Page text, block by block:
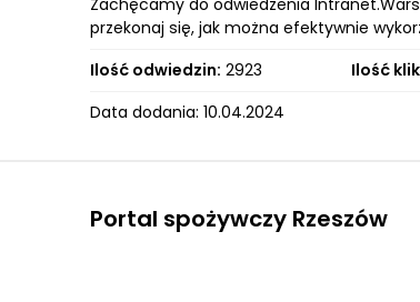
Zachęcamy do odwiedzenia
przekonaj się, jak można efektywnie
Ilość odwiedzin: 2923 Ilość
Data dodania: 10.04.2024
Portal spożywczy Rzeszów